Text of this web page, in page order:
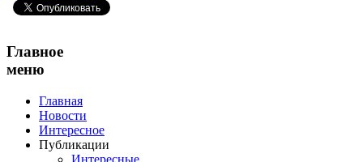
Главное
меню
Главная
Новости
Интересное
Публикации
Интересные